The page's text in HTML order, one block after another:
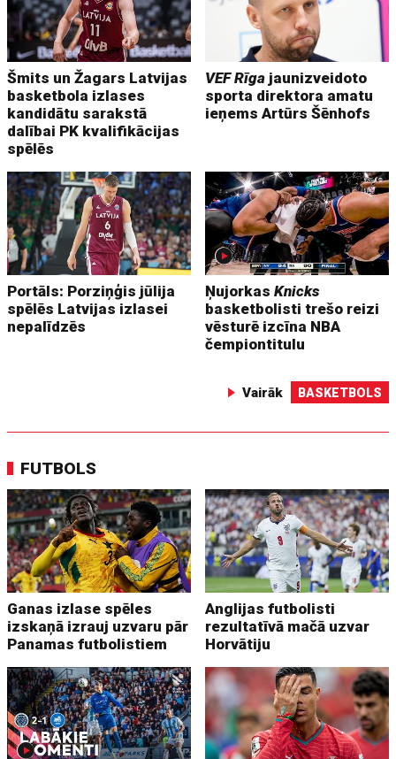
Šmits un Žagars Latvijas
basketbola izlases
kandidātu sarakstā
dalībai PK kvalifikācijas
spēlēs
VEF Rīga jaunizveidoto
sporta direktora amatu
ieņems Artūrs Šēnhofs
Portāls: Porziņģis jūlija
spēlēs Latvijas izlasei
nepalīdzēs
ŅujorkasKnicks
basketbolisti trešo reizi
vēsturē izcīna NBA
čempiontitulu
Vairāk BASKETBOLS
FUTBOLS
Ganas izlase spēles
izskaņā izrauj uzvaru pār
Panamas futbolistiem
Anglijas futbolisti
rezultatīvā mačā uzvar
Horvātiju